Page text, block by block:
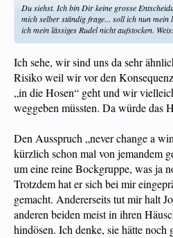
Du siehst. Ich bin Dir keine grosse
mich selber ständig frage... soll ich nun mein
ich mein lässiges Rudel nicht aufstocken.
Ich sehe, wir sind uns da sehr
Risiko weil wir vor den
„in die Hosen“ geht und wir
weggeben müssten. Da würde das
Den Ausspruch „never change a
kürzlich schon mal von jemandem
um eine reine Bockgruppe, was ja
Trotzdem hat er sich bei mir
gemacht. Andererseits tut mir halt
anderen beiden meist in ihren
hindösen. Ich denke, sie hätte noch